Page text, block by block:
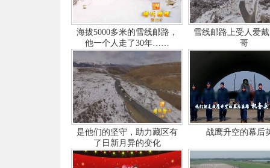
海拔5000多米的雪线邮路，
他一个人走了30年……
雪线邮路上受人爱
哥
是他们的坚守，助力藏区有
了日新月异的变化
战鹰升空的幕后